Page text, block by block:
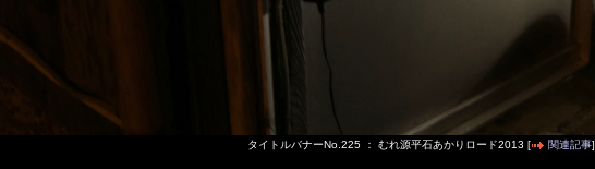
タイトルバナーNo.225 ： むれ源平石あかりロード2013 [ 関連記事]